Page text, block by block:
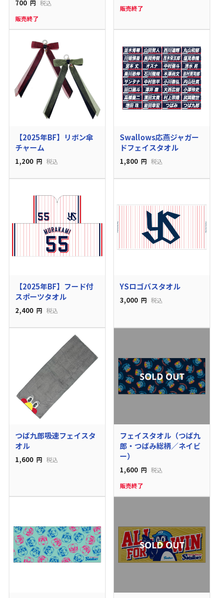
700 円 税込
販売終了
販売終了
【2025年BF】リボン傘
チャーム
1,200 円 税込
Swallows応燕ジャガー
ドフェイスタオル
1,800 円 税込
【2025年BF】フード付
スポーツタオル
2,400 円 税込
YSロゴバスタオル
3,000 円 税込
つば九郎吸速フェイスタ
オル
1,600 円 税込
フェイスタオル（つば九
郎・つばみ総柄／ネイビ
ー）
1,600 円 税込
販売終了